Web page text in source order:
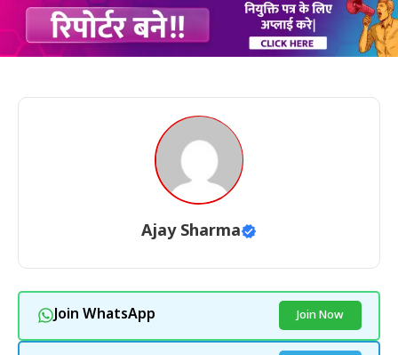
Ajay Sharma
Join WhatsApp Join Now